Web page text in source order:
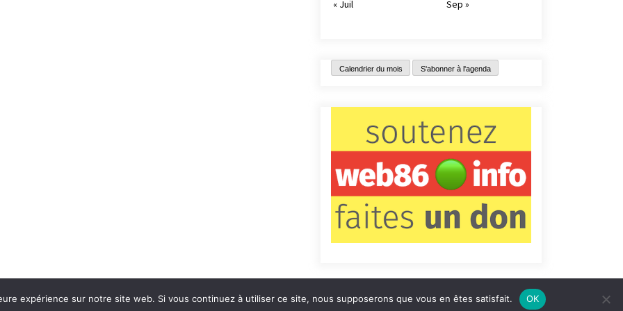
« Juil
Sep »
Calendrier du mois S'abonner à l'agenda
Contact Qui sommes-nous ? Informations légales
expérience sur notre site web. Si vous continuez à utiliser ce site, nous supposerons que vous en êtes satisfait. OK